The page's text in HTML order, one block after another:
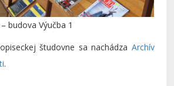
budova Výučba 1
študovne sa nachádza Archív
.